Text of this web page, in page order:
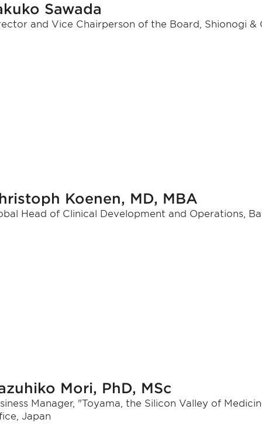
Sawada
and Vice Chairperson of the Board, Shionogi &
Koenen, MD, MBA
Head of Clinical Development and Operations,
Mori, PhD, MSc
Manager, "Toyama, the Silicon Valley of
Japan